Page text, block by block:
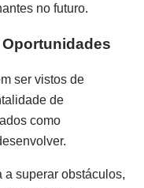
no futuro.
ser vistos de
de
como
a superar obstáculos,